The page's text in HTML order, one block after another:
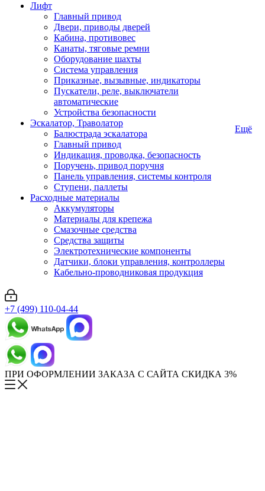
Лифт
Главный привод
Двери, приводы дверей
Кабина, противовес
Канаты, тяговые ремни
Оборудование шахты
Система управления
Приказные, вызывные, индикаторы
Пускатели, реле, выключатели
автоматические
Устройства безопасности
Эскалатор, Траволатор
Балюстрада эскалатора
Главный привод
Индикация, проводка, безопасность
Поручень, привод поручня
Панель управления, системы контроля
Ступени, паллеты
Расходные материалы
Аккумуляторы
Материалы для крепежа
Смазочные средства
Средства защиты
Электротехнические компоненты
Датчики, блоки управления, контроллеры
Кабельно-проводниковая продукция
Ещё
+7 (499) 110-04-44
ПРИ ОФОРМЛЕНИИ ЗАКАЗА С САЙТА СКИДКА 3%